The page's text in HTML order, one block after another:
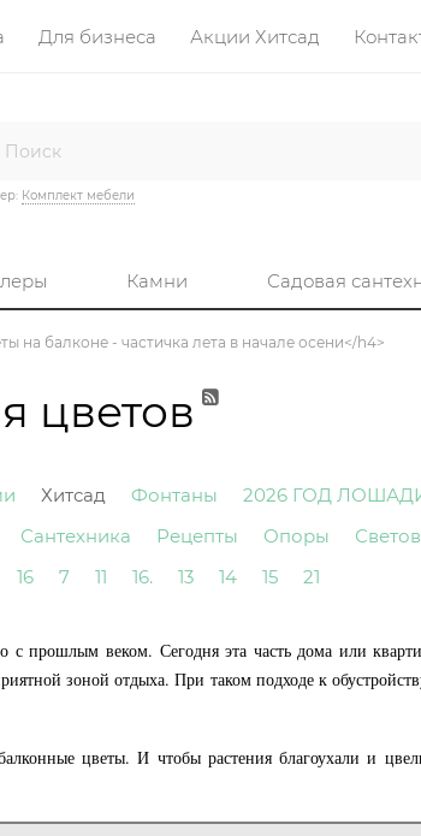
Для бизнеса Акции Хитсад
Комплект мебели
Камни Садовая
на балконе - частичка лета в начале осени</h4>
цветов
Хитсад Фонтаны 2026 ГОД
Сантехника Рецепты Опоры
16 7 11 16. 13 14 15 21
прошлым веком. Сегодня эта часть дома или
зоной отдыха. При таком подходе к
цветы. И чтобы растения благоухали и